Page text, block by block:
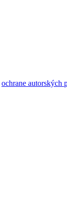
ochrane autorských